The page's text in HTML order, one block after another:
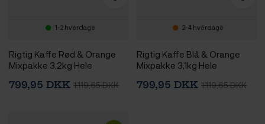
1-2 hverdage
Rigtig Kaffe Rød & Orange
Mixpakke 3,2kg Hele
799,95 DKK 1.119,65 DKK
2-4 hverdage
Rigtig Kaffe Blå & Orange
Mixpakke 3,1kg Hele
799,95 DKK 1.119,65 DKK